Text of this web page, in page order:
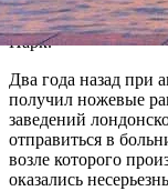
сообщил один из
Парк.
Два года назад при
получил ножевые
заведений
отправиться в
возле которого
оказались